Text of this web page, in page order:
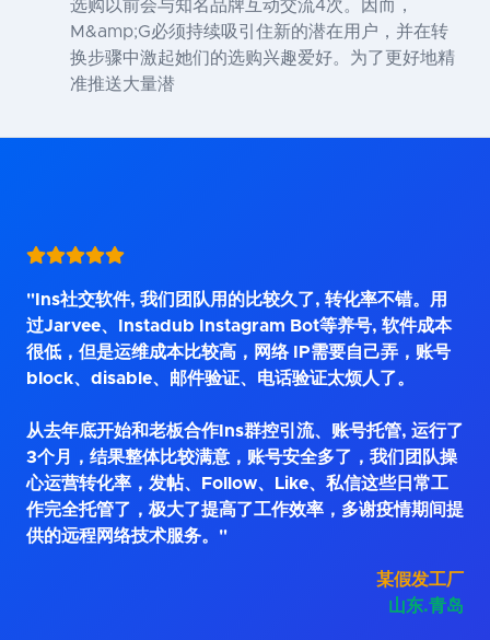
选购以前会与知名品牌互动交流4次。因而，
M&amp;G必须持续吸引住新的潜在用户，并在转
换步骤中激起她们的选购兴趣爱好。为了更好地精
准推送大量潜
"Ins社交软件, 我们团队用的比较久了, 转化率不错。用
过Jarvee、Instadub Instagram Bot等养号, 软件成本
很低，但是运维成本比较高，网络 IP需要自己弄，账号
block、disable、邮件验证、电话验证太烦人了。
从去年底开始和老板合作Ins群控引流、账号托管, 运行了
3个月，结果整体比较满意，账号安全多了，我们团队操
心运营转化率，发帖、Follow、Like、私信这些日常工
作完全托管了，极大了提高了工作效率，多谢疫情期间提
供的远程网络技术服务。"
某假发工厂
山东.青岛